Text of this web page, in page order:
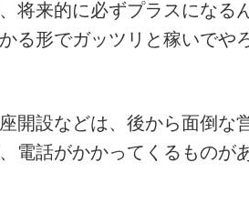
将来的に必ずプラスになる
る形でガッツリと稼いでや
開設などは、後から面倒な
電話がかかってくるものが